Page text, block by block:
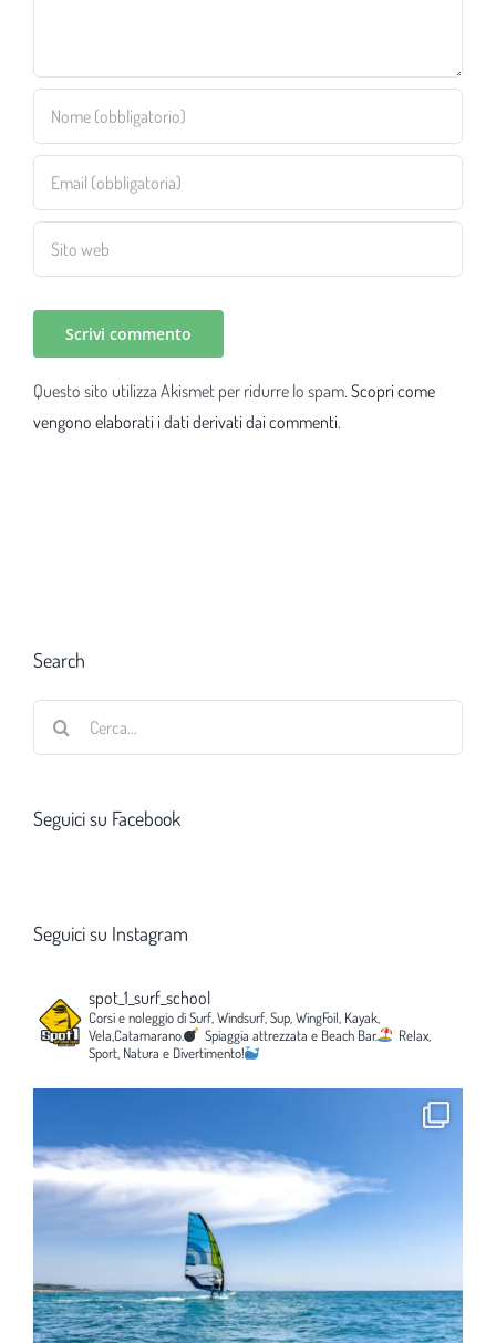
Questo sito utilizza Akismet per ridurre lo spam. Scopri come
vengono elaborati i dati derivati dai commenti.
Search
Seguici su Facebook
Seguici su Instagram
spot_1_surf_school
Corsi e noleggio di Surf, Windsurf, Sup, WingFoil, Kayak,
Vela,Catamarano.
Spiaggia attrezzata e Beach Bar.
Relax,
Sport, Natura e Divertimento!